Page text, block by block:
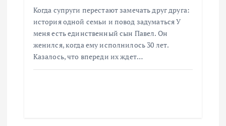
Когда супруги перестают замечать друг друга:
история одной семьи и повод задуматься У
меня есть единственный сын Павел. Он
женился, когда ему исполнилось 30 лет.
Казалось, что впереди их ждет…